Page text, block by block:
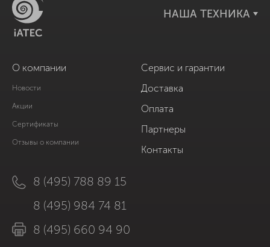
НАША ТЕХНИКА
О компании
Новости
Акции
Сертификаты
Отзывы о компании
Сервис и гарантии
Доставка
Оплата
Партнеры
Контакты
8 (495) 788 89 15
8 (495) 984 74 81
8 (495) 660 94 90